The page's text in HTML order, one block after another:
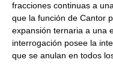
fracciones continuas a
que la función de Cantor
expansión ternaria a una
interrogación posee la
que se anulan en todos